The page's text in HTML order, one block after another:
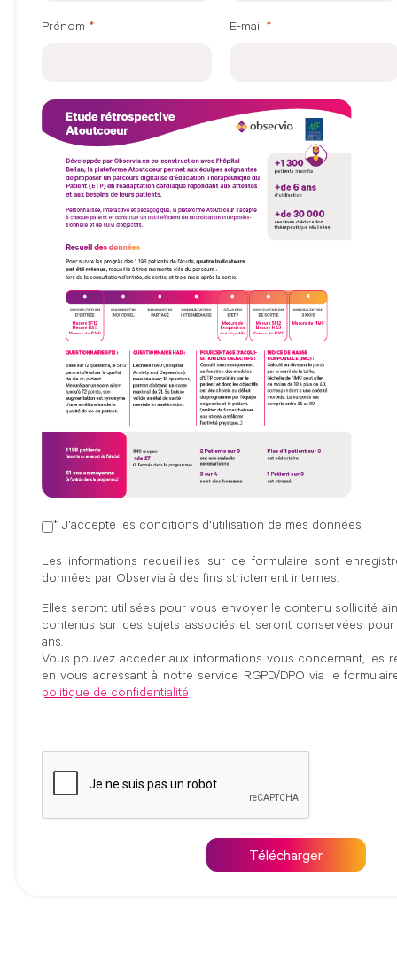
Prénom * E-mail *
* J'accepte les conditions d'utilisation de mes données
Les informations recueillies sur ce formulaire sont
données par Observia à des fins strictement internes.
Elles seront utilisées pour vous envoyer le contenu sollicité
contenus sur des sujets associés et seront conservées pour
ans.
Vous pouvez accéder aux informations vous concernant, les
en vous adressant à notre service RGPD/DPO via le
politique de confidentialité
Télécharger